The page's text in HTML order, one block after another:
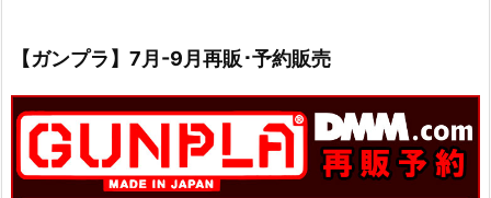
【ガンプラ】7月-9月再販･予約販売